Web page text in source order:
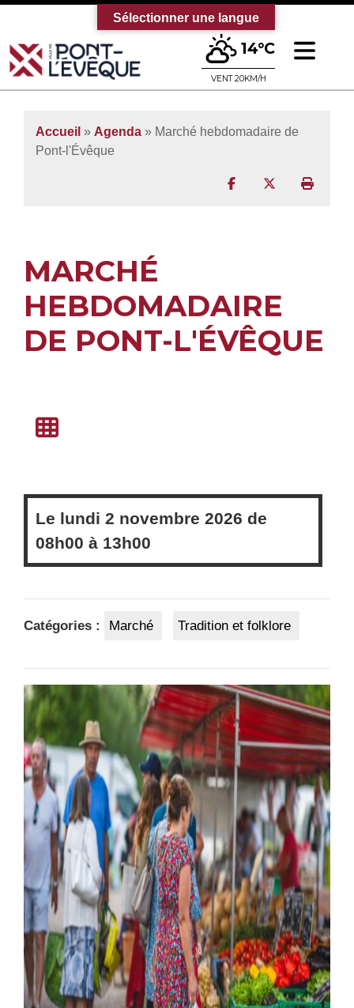
Bienvenue sur le site officiel de la
14°C
VENT 20KM/H
Accueil » Agenda » Marché hebdomadaire de
Pont-l'Évêque
Partager surPartager sur
MARCHÉ
HEBDOMADAIRE
DE PONT-L'ÉVÊQUE
Le lundi 2 novembre 2026 de
08h00 à 13h00
Catégories : Marché Tradition et folklore
Sélectionner une langue